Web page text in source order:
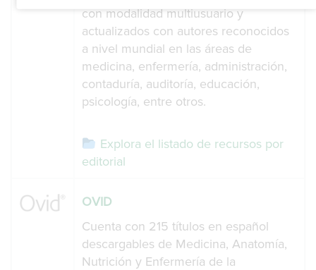
con modalidad multiusuario y
actualizados con autores reconocidos
a nivel mundial en las áreas de
medicina, enfermería, administración,
contaduría, auditoría, educación,
psicología, entre otros.
Explora el listado de recursos por
editorial
OVID
Cuenta con 215 títulos en español
descargables de Medicina, Anatomía,
Nutrición y Enfermería de la